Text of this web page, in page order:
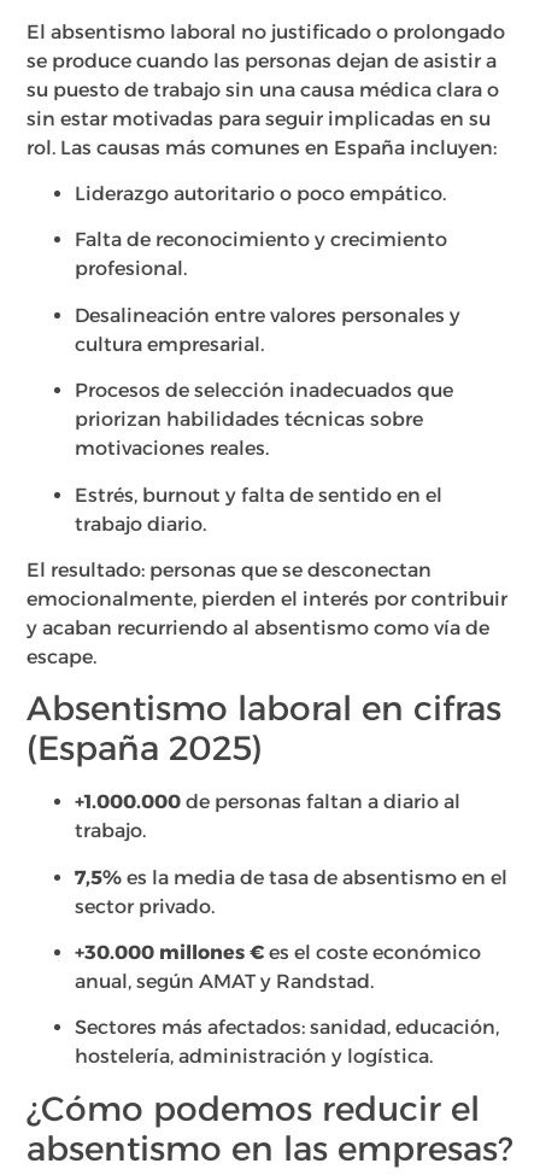
El absentismo laboral no justificado o prolongado
se produce cuando las personas dejan de asistir a
su puesto de trabajo sin una causa médica clara o
sin estar motivadas para seguir implicadas en su
rol. Las causas más comunes en España incluyen:
Liderazgo autoritario o poco empático.
Falta de reconocimiento y crecimiento
profesional.
Desalineación entre valores personales y
cultura empresarial.
Procesos de selección inadecuados que
priorizan habilidades técnicas sobre
motivaciones reales.
Estrés, burnout y falta de sentido en el
trabajo diario.
El resultado: personas que se desconectan
emocionalmente, pierden el interés por contribuir
y acaban recurriendo al absentismo como vía de
escape.
Absentismo laboral en cifras
(España 2025)
+1.000.000 de personas faltan a diario al
trabajo.
7,5% es la media de tasa de absentismo en el
sector privado.
+30.000 millones € es el coste económico
anual, según AMAT y Randstad.
Sectores más afectados: sanidad, educación,
hostelería, administración y logística.
¿Cómo podemos reducir el
absentismo en las empresas?